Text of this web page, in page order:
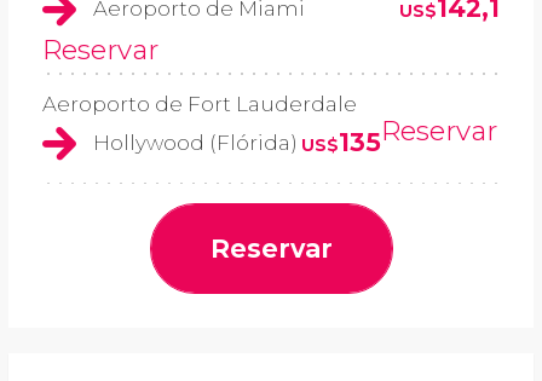
Aeroporto de Miami
US$142,1
Reservar
Aeroporto de Fort Lauderdale
Hollywood (Flórida) US$135Reservar
Reservar